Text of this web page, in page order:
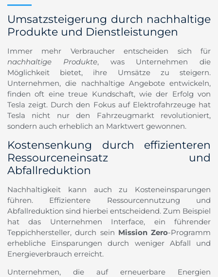
Umsatzsteigerung durch nachhaltige
Produkte und Dienstleistungen
Immer mehr Verbraucher entscheiden sich für
nachhaltige Produkte, was Unternehmen die
Möglichkeit bietet, ihre Umsätze zu steigern.
Unternehmen, die nachhaltige Angebote entwickeln,
finden oft eine treue Kundschaft, wie der Erfolg von
Tesla zeigt. Durch den Fokus auf Elektrofahrzeuge hat
Tesla nicht nur den Fahrzeugmarkt revolutioniert,
sondern auch erheblich an Marktwert gewonnen.
Kostensenkung durch effizienteren
Ressourceneinsatz und
Abfallreduktion
Nachhaltigkeit kann auch zu Kosteneinsparungen
führen. Effizientere Ressourcennutzung und
Abfallreduktion sind hierbei entscheidend. Zum Beispiel
hat das Unternehmen Interface, ein führender
Teppichhersteller, durch sein Mission Zero-Programm
erhebliche Einsparungen durch weniger Abfall und
Energieverbrauch erreicht.
Unternehmen, die auf erneuerbare Energien